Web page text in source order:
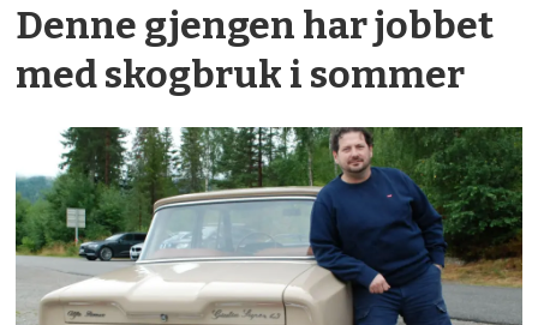
Denne gjengen har jobbet
med skogbruk i sommer